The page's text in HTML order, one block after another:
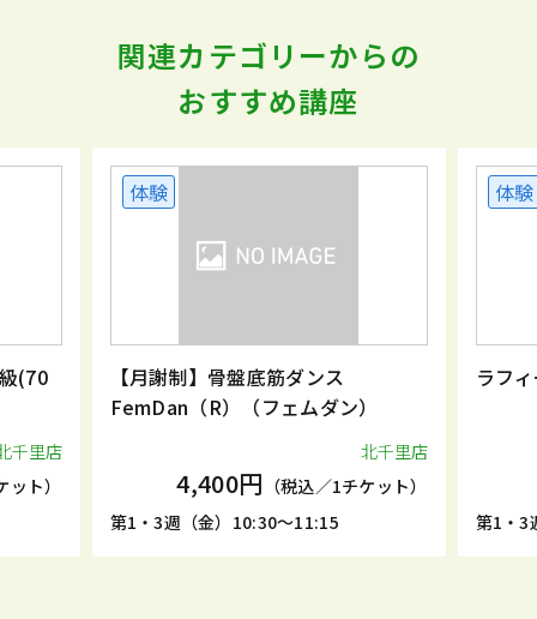
関連カテゴリーからの
おすすめ講座
(70
千里店
ト）
体験
【月謝制】骨盤底筋ダンス
FemDan（R）（フェムダン）
北千里店
4,400円 （税込／1チケット）
第1・3週（金）10:30～11:15
体験
ラフ
第1・3